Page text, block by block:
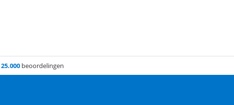
25.000beoordelingen